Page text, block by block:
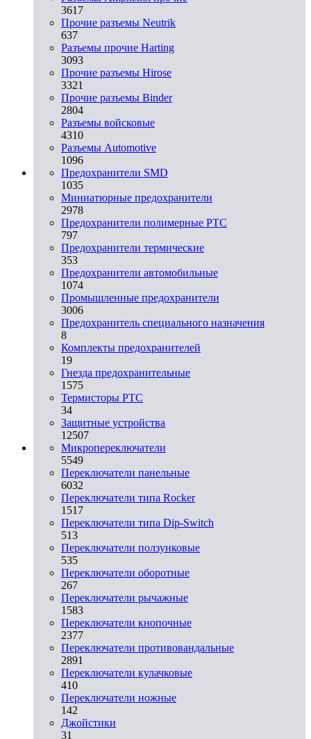
3617
Прочие разъемы Neutrik
637
Разъемы прочие Harting
3093
Прочие разъемы Hirose
3321
Прочие разъемы Binder
2804
Разъемы войсковые
4310
Разъeмы Automotive
1096
Предохранители SMD
1035
Миниатюрные предохранители
2978
Предохранители полимерные PTC
797
Предохранители термические
353
Предохранители автомобильные
1074
Промышленные предохранители
3006
Предохранитель специального назначения
8
Комплекты предохранителей
19
Гнезда предохранительные
1575
Термисторы PTC
34
Защитные устройства
12507
Микропереключатели
5549
Переключатели панельные
6032
Переключатели типа Rocker
1517
Переключатели типа Dip-Switch
513
Переключатели ползунковые
535
Переключатели оборотные
267
Переключатели рычажные
1583
Переключатели кнопочные
2377
Переключатели противовандальные
2891
Переключатели кулачковые
410
Переключатели ножные
142
Джойстики
31